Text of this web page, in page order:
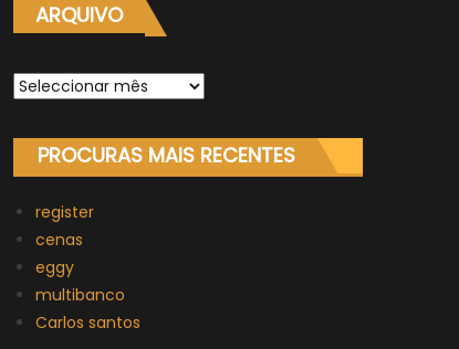
ARQUIVO
Arquivo
PROCURAS MAIS RECENTES
register
cenas
eggy
multibanco
Carlos santos